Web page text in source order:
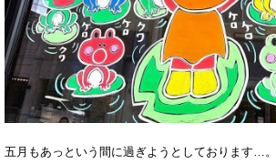
五月もあっという間に過ぎようとしております…